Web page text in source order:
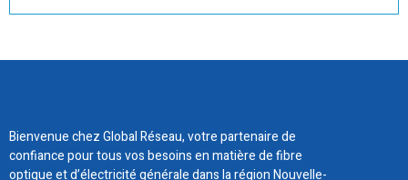
Bienvenue chez Global Réseau, votre partenaire de
confiance pour tous vos besoins en matière de fibre
optique et d’électricité générale dans la région Nouvelle-